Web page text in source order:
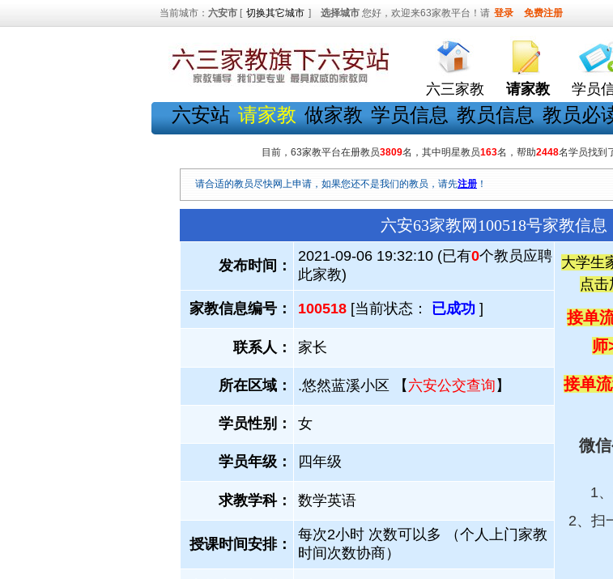
当前城市： 六安市 [ 切换其它城市 ] 选择城市 您好，欢迎来63家教平台！请 登录 免费注册
六三家教 请家教 学员
六安站 请家教 做家教 学员信息 教员信息 教员必
目前，63家教平台在册教员3809名，其中明星教员163名，帮助2448名学员找到
请合适的教员尽快网上申请，如果您还不是我们的教员，请先注册 ！
六安63家教网100518号家教信息
发布时间：
2021-09-06 19:32:10 (已有0个教员应聘
此家教)
大学生
点
接单
师
接单
微
1
2、扫
家教信息编号： 100518 [当前状态： 已成功 ]
联系人： 家长
所在区域： .悠然蓝溪小区 【 六安公交查询 】
学员性别： 女
学员年级： 四年级
求教学科： 数学英语
授课时间安排：
每次2小时 次数可以多 （个人上门家教
时间次数协商）